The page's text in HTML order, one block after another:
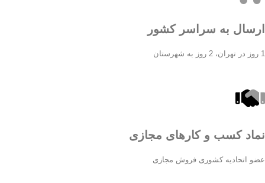
ارسال به سراسر کشور
1 روز در تهران، 2 روز به شهرستان
نماد کسب و کارهای مجازی
عضو اتحادیه کشوری فروش مجازی